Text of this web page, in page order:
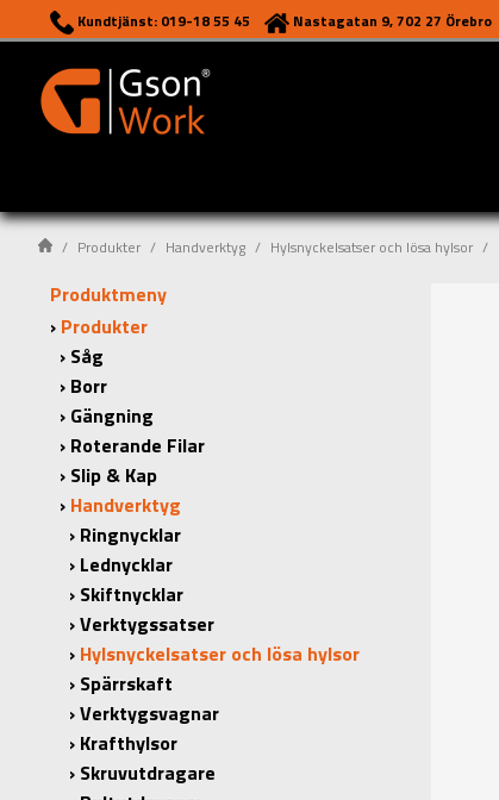
Kundtjänst: 019-18 55 45 Nastagatan 9, 702 27 Örebro
Produkter Handverktyg Hylsnyckelsatser och lösa hylsor
Produktmeny
Produkter
Såg
Borr
Gängning
Roterande Filar
Slip & Kap
Handverktyg
Ringnycklar
Lednycklar
Skiftnycklar
Verktygssatser
Hylsnyckelsatser och lösa hylsor
Spärrskaft
Verktygsvagnar
Krafthylsor
Skruvutdragare